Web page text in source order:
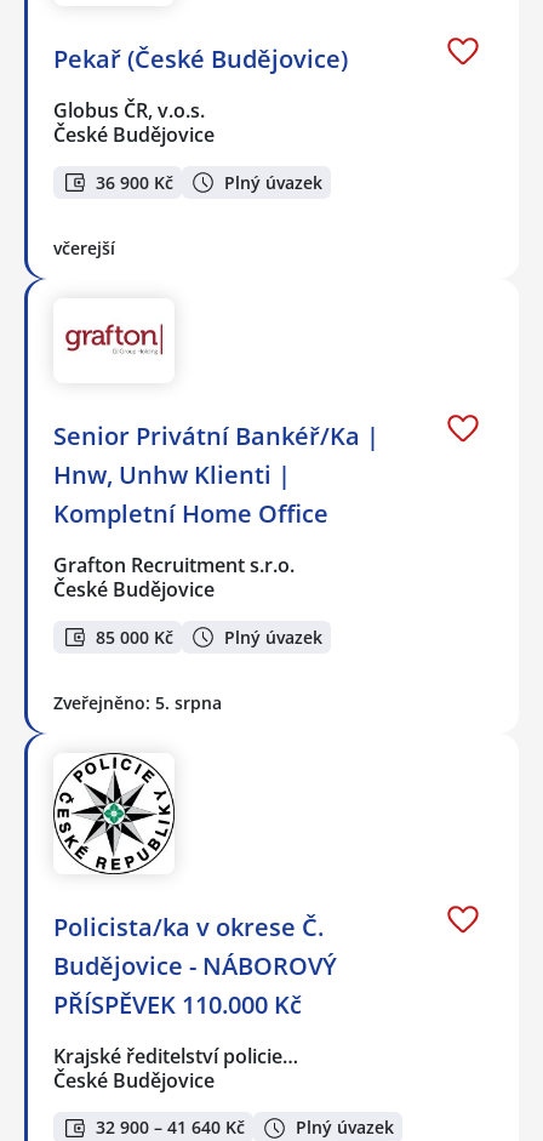
Pekař (České Budějovice)
Globus ČR, v.o.s.
České Budějovice
36 900 Kč Plný úvazek
včerejší
Senior Privátní Bankéř/Ka |
Hnw, Unhw Klienti |
Kompletní Home Office
Grafton Recruitment s.r.o.
České Budějovice
85 000 Kč Plný úvazek
Zveřejněno: 5. srpna
Policista/ka v okrese Č.
Budějovice - NÁBOROVÝ
PŘÍSPĚVEK 110.000 Kč
Krajské ředitelství policie…
České Budějovice
32 900 – 41 640 Kč
Plný úvazek